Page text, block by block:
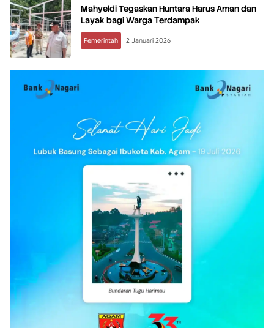
Mahyeldi Tegaskan Huntara Harus Aman dan
Layak bagi Warga Terdampak
Pemerintah 2 Januari 2026